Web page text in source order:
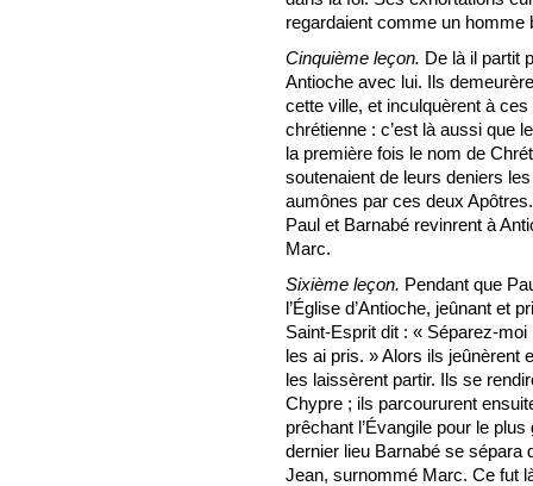
regardaient comme un homme
Cinquième leçon. De là il partit
Antioche avec lui. Ils
cette ville, et inculquèrent à
chrétienne : c’est là aussi que
la première fois le nom de
soutenaient de leurs deniers
aumônes par ces deux
Paul et Barnabé revinrent à
Marc.
Sixième leçon. Pendant que
l’Église d’Antioche, jeûnant et
Saint-Esprit dit : « Séparez-
les ai pris. » Alors ils jeûnèrent
les laissèrent partir. Ils se
Chypre ; ils parcoururent
prêchant l’Évangile pour le
dernier lieu Barnabé se sépara
Jean, surnommé Marc. Ce fut